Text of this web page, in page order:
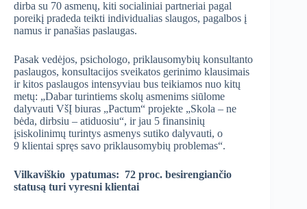
dirba su 70 asmenų, kiti socialiniai partneriai pagal
poreikį pradeda teikti individualias slaugos, pagalbos į
namus ir panašias paslaugas.
Pasak vedėjos, psichologo, priklausomybių konsultanto
paslaugos, konsultacijos sveikatos gerinimo klausimais
ir kitos paslaugos intensyviau bus teikiamos nuo kitų
metų: „Dabar turintiems skolų asmenims siūlome
dalyvauti VšĮ biuras „Pactum“ projekte „Skola – ne
bėda, dirbsiu – atiduosiu“, ir jau 5 finansinių
įsiskolinimų turintys asmenys sutiko dalyvauti, o
9 klientai spręs savo priklausomybių problemas“.
Vilkaviškio ypatumas: 72 proc. besirengiančio
statusą turi vyresni klientai